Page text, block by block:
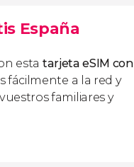
España
esta tarjeta eSIM con
fácilmente a la red y
familiares y